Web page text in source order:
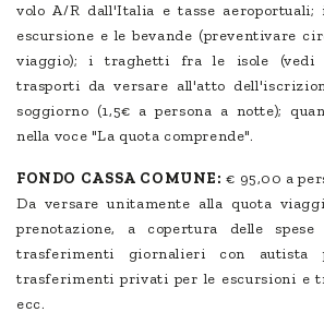
volo A/R dall'Italia e tasse
escursione e le bevande (preventivare
viaggio); i traghetti fra le isole (vedi
trasporti da versare all'atto
soggiorno (1,5€ a persona a notte);
nella voce "La quota comprende".
FONDO CASSA COMUNE: € 95,00 a
Da versare unitamente alla quota
prenotazione, a copertura delle
trasferimenti giornalieri con autista
trasferimenti privati per le escursioni e
ecc.